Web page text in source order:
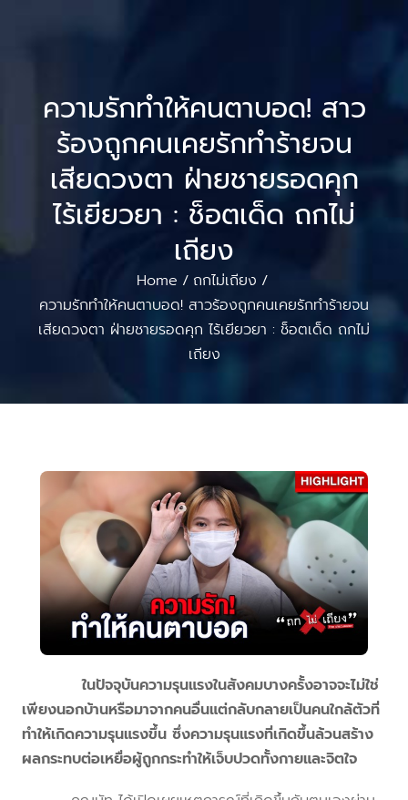
ความรักทำให้คนตาบอด! สาว
ร้องถูกคนเคยรักทำร้ายจน
เสียดวงตา ฝ่ายชายรอดคุก
ไร้เยียวยา : ช็อตเด็ด ถกไม่
เถียง
Home / ถกไม่เถียง /
ความรักทำให้คนตาบอด! สาวร้องถูกคนเคยรักทำร้ายจน
เสียดวงตา ฝ่ายชายรอดคุก ไร้เยียวยา : ช็อตเด็ด ถกไม่
เถียง
ในปัจจุบันความรุนแรงในสังคมบางครั้งอาจจะไม่ใช่
เพียงนอกบ้านหรือมาจากคนอื่นแต่กลับกลายเป็นคนใกล้ตัวที่
ทำให้เกิดความรุนแรงขึ้น ซึ่งความรุนแรงที่เกิดขึ้นล้วนสร้าง
ผลกระทบต่อเหยื่อผู้ถูกกระทำให้เจ็บปวดทั้งกายและจิตใจ